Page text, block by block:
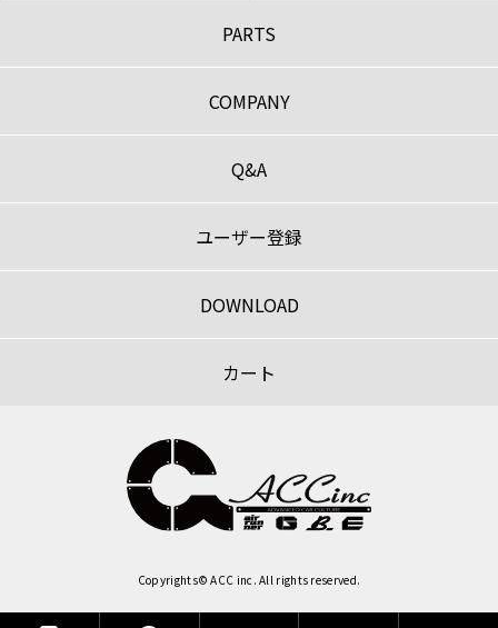
PARTS
COMPANY
Q&A
ユーザー登録
DOWNLOAD
カート
Copyrights© ACC inc. All rights reserved.